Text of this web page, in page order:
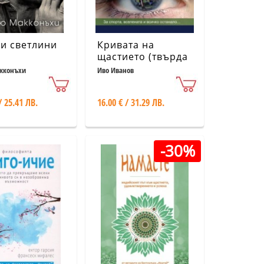
светлини
25.41 ЛВ.
Кривата на
щастието (твърда
корица)
Иво Иванов
16.00 € / 31.29 ЛВ.
-30%